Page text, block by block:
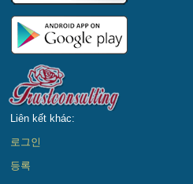
Liên kết khác:
로그인
등록